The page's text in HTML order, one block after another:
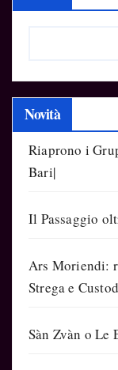
Novità
Riaprono i
Bari|
Il Passaggio
Ars Moriendi:
Strega e
Sàn Zvàn o